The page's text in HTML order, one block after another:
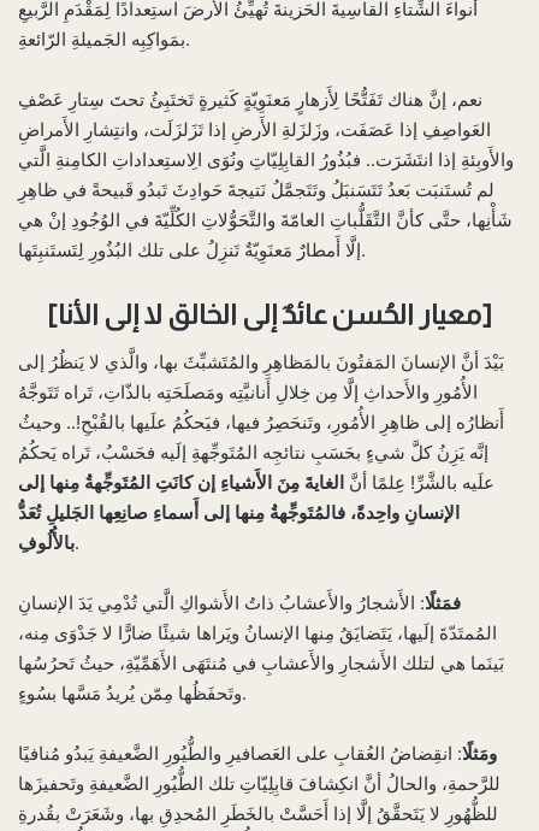
أَنواءَ الشِّتاءِ القاسِيةَ الحَزينةَ تُهيِّئُ الأَرضَ استِعدادًا لِمَقْدَمِ الرَّبيعِ
بمَواكِبِه الجَميلةِ الرّائعةِ.
نعم، إنَّ هناك تَفَتُّحًا لِأَزهارٍ مَعنَوِيّةٍ كَثيرةٍ تَختَبِئُ تحتَ سِتارِ عَصْفِ
العَواصِفِ إذا عَصَفَت، وزَلزَلةِ الأَرضِ إذا تَزَلزَلَت، وانتِشارِ الأَمراضِ
والأَوبِئةِ إذا انتَشَرَت.. فبُذُورُ القابِلِيّاتِ ونُوَى الِاستِعداداتِ الكامِنةِ الَّتي
لم تُستَنبَت بَعدُ تَتَسَنبَلُ وتَتَجمَّلُ نَتيجةَ حَوادِثَ تَبدُو قَبيحةً في ظاهِرِ
شَأْنِها، حتَّى كأنَّ التَّقَلُّباتِ العامّةَ والتَّحَوُّلاتِ الكُلِّيّةَ في الوُجُودِ إنْ هي
إلَّا أَمطارٌ مَعنَوِيّةٌ تَنزِلُ على تلك البُذُورِ لِتَستَنبِتَها.
[معيار الحُسن عائدٌ إلى الخالق لا إلى الأنا]
بَيْدَ أنَّ الإنسانَ المَفتُونَ بالمَظاهِرِ والمُتَشبِّثَ بها، والَّذي لا يَنظُرُ إلى
الأُمُورِ والأَحداثِ إلَّا مِن خِلالِ أَنانيَّتِه ومَصلَحَتِه بالذّاتِ، تَراه تَتَوجَّهُ
أَنظارُه إلى ظاهِرِ الأُمُورِ، وتَنحَصِرُ فيها، فيَحكُمُ علَيها بالقُبْحِ!.. وحيثُ
إنَّه يَزِنُ كلَّ شيءٍ بحَسَبِ نتائجِه المُتَوجِّهةِ إلَيه فحَسْبُ، تَراه يَحكُمُ
علَيه بالشَّرِّ! عِلمًا أنَّ الغايةَ مِنَ الأَشياءِ إن كانَتِ المُتَوجِّهةُ مِنها إلى
الإنسانِ واحِدةً، فالمُتَوجِّهةُ مِنها إلى أَسماءِ صانِعِها الجَليلِ تُعَدُّ
بالأُلُوفِ.
فمَثلًا: الأَشجارُ والأَعشابُ ذاتُ الأَشواكِ الَّتي تُدْمِي يَدَ الإنسانِ
المُمتَدّةَ إلَيها، يَتَضايَقُ مِنها الإنسانُ ويَراها شيئًا ضارًّا لا جَدْوَى مِنه،
بَينَما هي لتلك الأَشجارِ والأَعشابِ في مُنتَهَى الأَهَمِّيّةِ، حيثُ تَحرُسُها
وتَحفَظُها مِمّن يُريدُ مَسَّها بسُوءٍ.
ومَثلًا: انقِضاضُ العُقابِ على العَصافيرِ والطُّيُورِ الضَّعيفةِ يَبدُو مُنافيًا
للرَّحمةِ، والحالُ أنَّ انكِشافَ قابِلِيّاتِ تلك الطُّيُورِ الضَّعيفةِ وتَحفيزَها
للظُّهُورِ لا يَتَحقَّقُ إلَّا إذا أَحَسَّتْ بالخَطَرِ المُحدِقِ بها، وشَعَرَتْ بقُدرةِ